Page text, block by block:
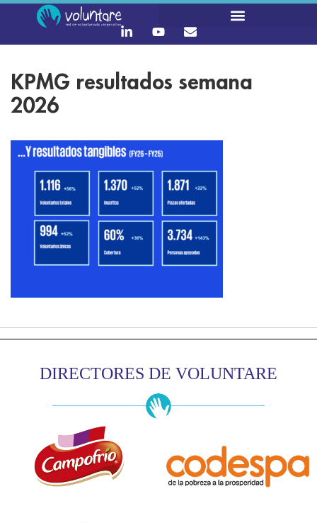
KPMG resultados semana
2026
DIRECTORES DE VOLUNTARE